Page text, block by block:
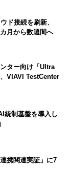
ド接続を刷新、
月から数週間へ
ター向け「Ultra
VIAVI TestCenter
統制基盤を導入し
携関連実証」に7